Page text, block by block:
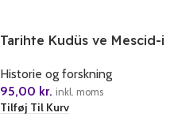
Tarihte Kudüs ve Mescid-i
Historie og forskning
95,00 kr. inkl. moms
Tilføj Til Kurv